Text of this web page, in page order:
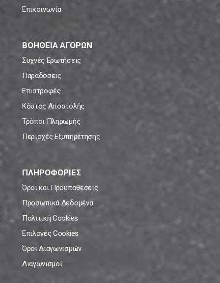
Επικοινωνία
ΒΟΗΘΕΙΑ ΑΓΟΡΩΝ
Συχνές Ερωτήσεις
Παραδόσεις
Επιστροφές
Κόστος Αποστολής
Τρόποι Πληρωμής
Περιοχές Εξυπηρέτησης
ΠΛΗΡΟΦΟΡΙΕΣ
Όροι και Προϋποθέσεις
Προσωπικά Δεδομένα
Πολιτική Cookies
Επιλογές Cookies
Όροι Διαγωνισμών
Διαγωνισμοί